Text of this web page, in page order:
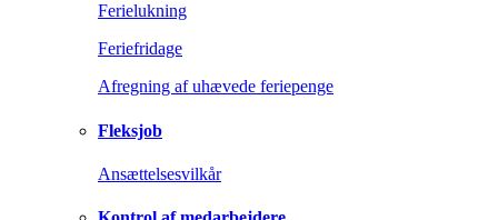
Ferielukning
Feriefridage
Afregning af uhævede feriepenge
Fleksjob
Ansættelsesvilkår